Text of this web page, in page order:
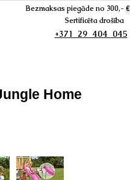
Bezmaksas piegāde no 300,- €
Sertificēta drošība
+371 29 404 045
Home